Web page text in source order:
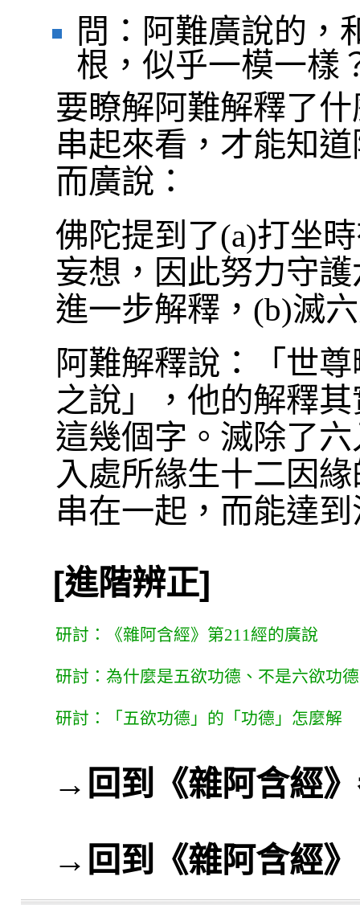
問：阿難廣說的，
根，似乎一模一樣
要瞭解阿難解釋了
串起來看，才能知
而廣說：
佛陀提到了(a)打坐
妄想，因此努力守
進一步解釋，(b)滅
阿難解釋說：「世
之說」，他的解釋
這幾個字。滅除了
入處所緣生十二因
串在一起，而能達
[進階辨正]
研討：《雜阿含經》第211經的廣說
研討：為什麼是五欲功德、不是六欲功
研討：「五欲功德」的「功德」怎麼解
→ 回到《雜阿含經
→ 回到《雜阿含經》